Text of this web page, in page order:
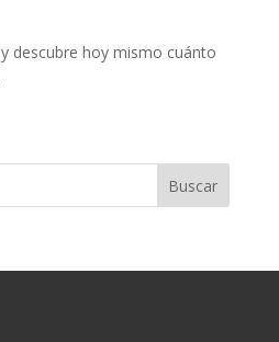
y descubre hoy mismo cuánto
Buscar